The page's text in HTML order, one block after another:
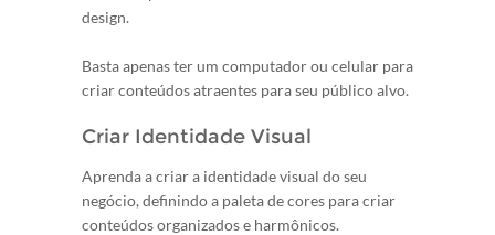
design.
Basta apenas ter um computador ou celular para
criar conteúdos atraentes para seu público alvo.
Criar Identidade Visual
Aprenda a criar a identidade visual do seu
negócio, definindo a paleta de cores para criar
conteúdos organizados e harmônicos.